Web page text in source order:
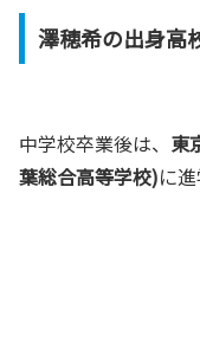
澤穂希の出身高
中学校卒業後は、 東
葉総合高等学校)に